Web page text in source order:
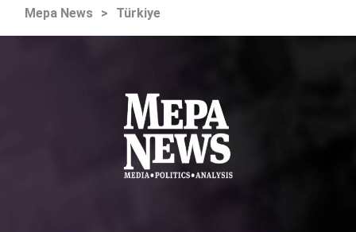
Mepa News > Türkiye